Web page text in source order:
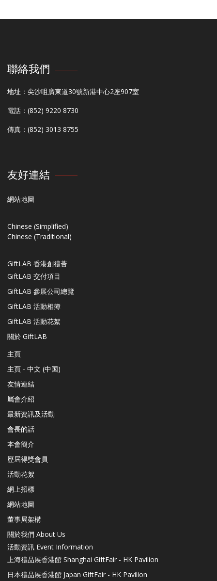
聯絡我們
地址：尖沙咀廣東道30號新港中心2座907室
電話：(852) 9220 8730
傳真：(852) 3013 8755
友好連結
網站地圖
Chinese (Simplified)
Chinese (Traditional)
GiftLAB 香港創禮薈
GiftLAB 交付項目
GiftLAB 參展公司總覽
GiftLAB 活動相簿
GiftLAB 活動花絮
關於 GiftLAB
主頁
主頁 - 中文 (中国)
友情連結
屬會介紹
最新資訊及活動
會長的話
本會簡介
歷屆得獎會員
活動花絮
網上招標
網站地圖
董事局架構
關於我們 About Us
活動資訊 Event Information
上海禮品展香港館 Shanghai GiftFair - HK Pavilion
日本禮品展香港館 Japan GiftFair - HK Pavilion